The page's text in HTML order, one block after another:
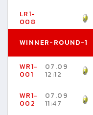
LR1-
008
WINNER-ROUND-1
WR1-
001
07.09
12:12
WR1-
002
07.09
11:47